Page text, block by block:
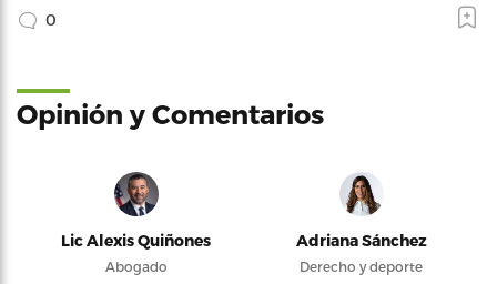
0
Opinión y Comentarios
Lic Alexis Quiñones
Abogado
Adriana Sánchez
Derecho y deporte